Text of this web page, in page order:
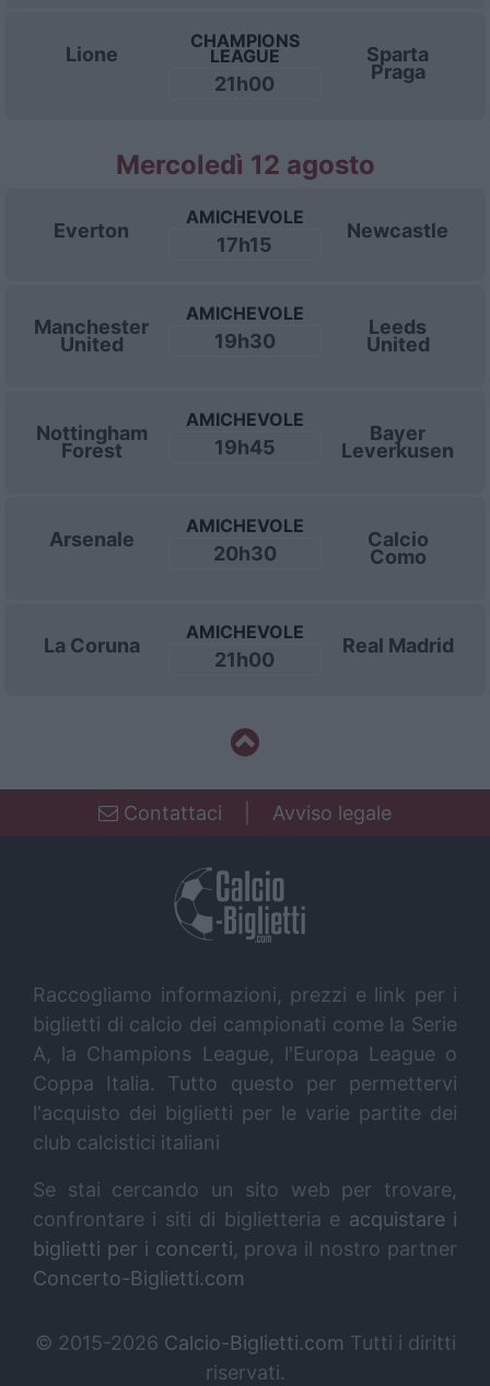
Lione
CHAMPIONS
LEAGUE
21h00
Sparta
Praga
Mercoledì 12 agosto
Everton
AMICHEVOLE
17h15
Newcastle
Manchester
United
AMICHEVOLE
19h30
Leeds
United
Nottingham
Forest
AMICHEVOLE
19h45
Bayer
Leverkusen
Arsenale
AMICHEVOLE
20h30
Calcio
Como
La Coruna
AMICHEVOLE
21h00
Real Madrid
Contattaci Avviso legale
Raccogliamo informazioni, prezzi e link per i
biglietti di calcio dei campionati come la Serie
A, la Champions League, l'Europa League o
Coppa Italia. Tutto questo per permettervi
l'acquisto dei biglietti per le varie partite dei
club calcistici italiani
Se stai cercando un sito web per trovare,
confrontare i siti di biglietteria e acquistare i
biglietti per i concerti, prova il nostro partner
Concerto-Biglietti.com
© 2015-2026 Calcio-Biglietti.com Tutti i diritti
riservati.